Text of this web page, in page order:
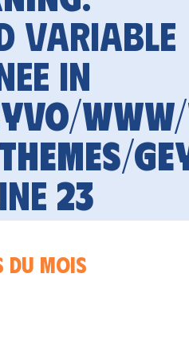
variable
in
23
mois